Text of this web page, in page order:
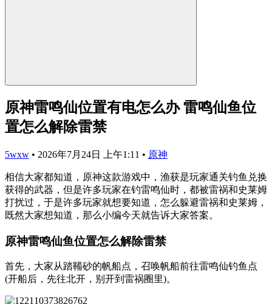
原神雷鸣仙位置有电怎么办 雷鸣仙鱼位
置怎么解除雷禁
5wxw • 2026年7月24日 上午1:11 • 原神
相信大家都知道，原神这款游戏中，渔获是玩家通关钓鱼兑换
获得的武器，但是许多玩家在钓雷鸣仙时，都被雷祸和史莱姆
打扰过，于是许多玩家就想要知道，怎么躲避雷祸和史莱姆，
既然大家想知道，那么小编今天就告诉大家答案。
原神雷鸣仙鱼位置怎么解除雷禁
首先，大家从踏鞴砂的帆船点，召唤帆船前往雷鸣仙钓鱼点
(开船后，先往北开，别开到雷祸圈里)。